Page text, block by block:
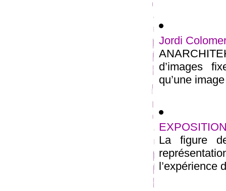
Jordi
d’images
qu’une
La figure
l’expérience